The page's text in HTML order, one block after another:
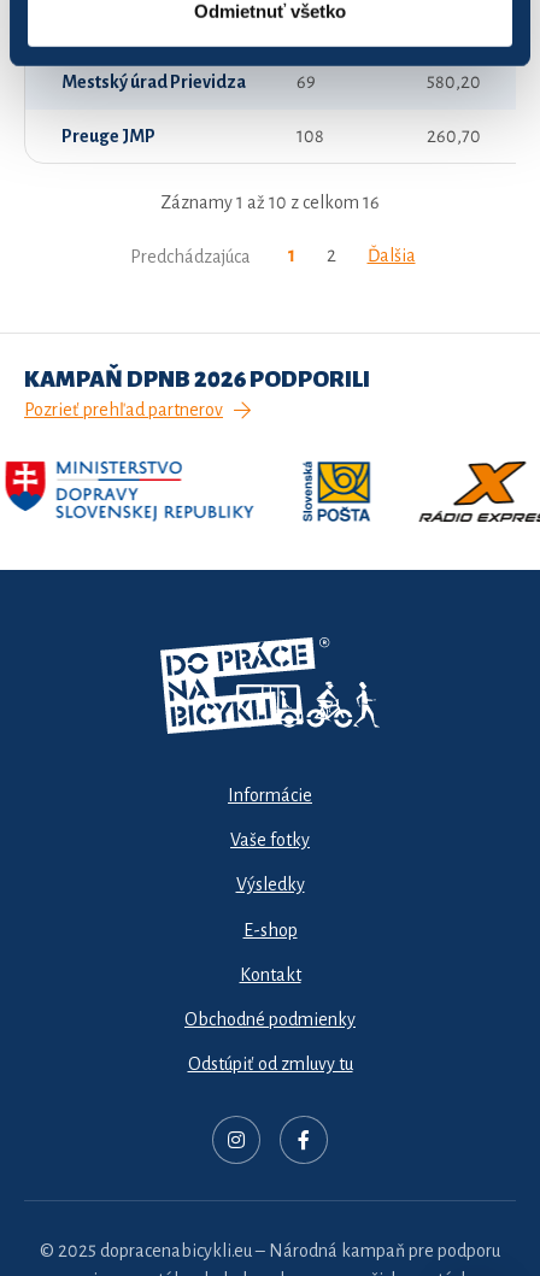
Odmietnuť všetko
Mestský úrad Prievidza 69 580,20
Preuge JMP 108 260,70
Záznamy 1 až 10 z celkom 16
Predchádzajúca 1 2 Ďalšia
KAMPAŇ DPNB 2026 PODPORILI
Pozrieť prehľad partnerov
Informácie
Vaše fotky
Výsledky
E-shop
Kontakt
Obchodné podmienky
Odstúpiť od zmluvy tu
© 2025 dopracenabicykli.eu – Národná kampaň pre podporu